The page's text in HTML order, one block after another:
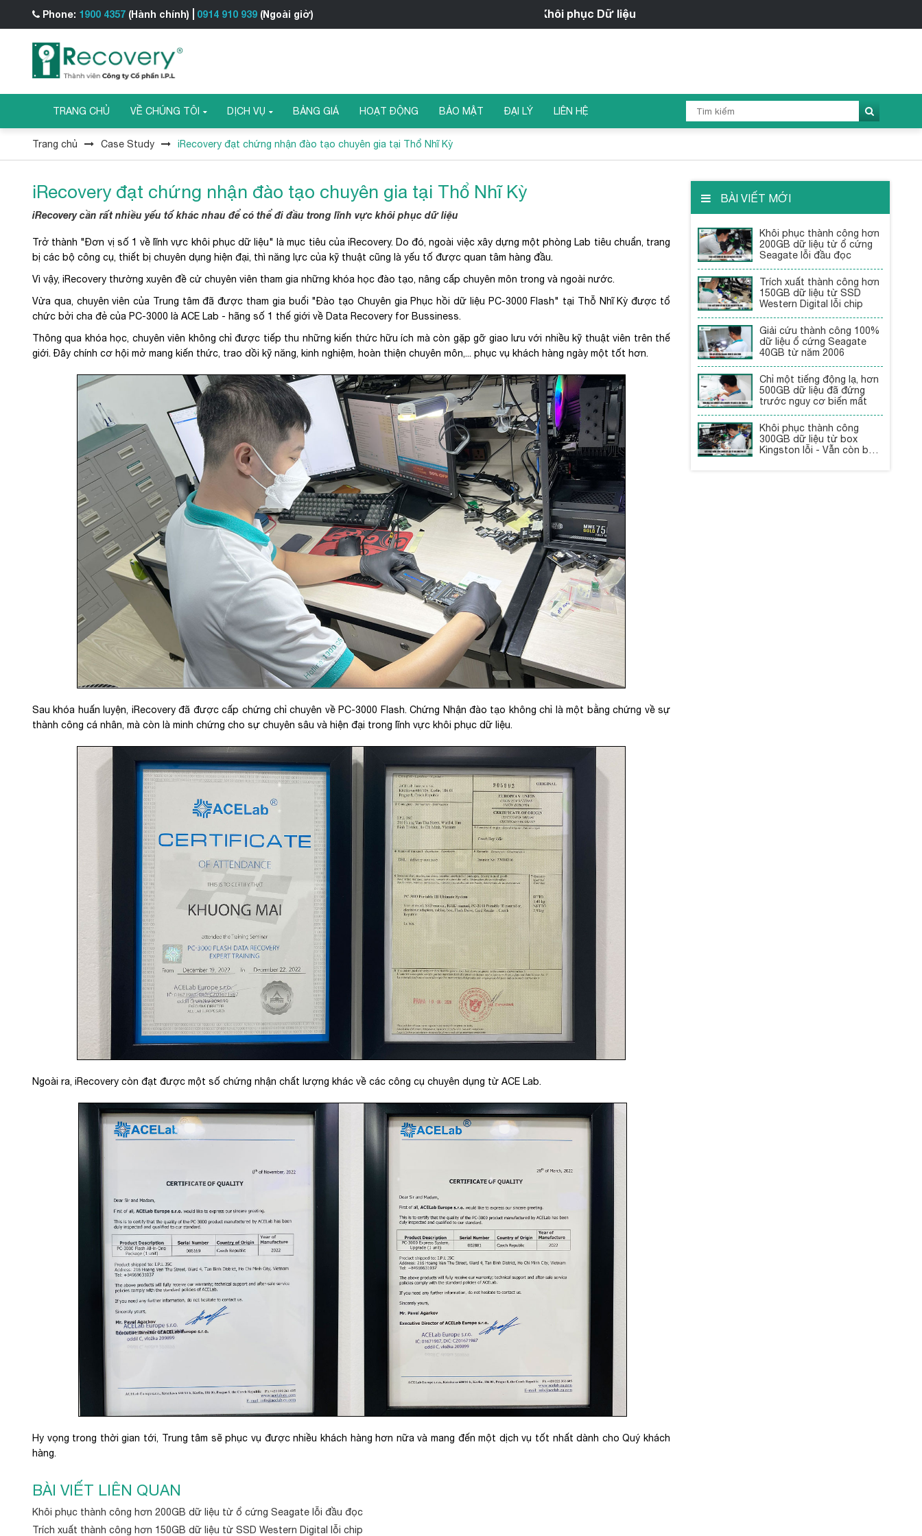
Phone: 1900 4357 (Hành chính) 0914 910 939 (Ngoài giờ) iRecovery - Trung tâm Khôi phục Dữ liệu
TRANG CHỦ VỀ CHÚNG TÔI DỊCH VỤ BẢNG GIÁ HOẠT ĐỘNG BẢO MẬT ĐẠI LÝ LIÊN HỆ
Trang chủ Case Study iRecovery đạt chứng nhận đào tạo chuyên gia tại Thổ Nhĩ Kỳ
iRecovery đạt chứng nhận đào tạo chuyên gia tại Thổ Nhĩ Kỳ
iRecovery cần rất nhiều yếu tố khác nhau để có thể đi đầu trong lĩnh vực khôi phục dữ liệu
Trở thành "Đơn vị số 1 về lĩnh vực khôi phục dữ liệu" là mục tiêu của iRecovery. Do đó, ngoài việc xây dựng một phòng Lab tiêu chuẩn, trang
bị các bộ công cụ, thiết bị chuyên dụng hiện đại, thì năng lực của kỹ thuật cũng là yếu tố được quan tâm hàng đầu.
Vì vậy, iRecovery thường xuyên đề cử chuyên viên tham gia những khóa học đào tạo, nâng cấp chuyên môn trong và ngoài nước.
Vừa qua, chuyên viên của Trung tâm đã được tham gia buổi "Đào tạo Chuyên gia Phục hồi dữ liệu PC-3000 Flash" tại Thỗ Nhĩ Kỳ được tổ
chức bởi cha đẻ của PC-3000 là ACE Lab - hãng số 1 thế giới về Data Recovery for Bussiness.
Thông qua khóa học, chuyên viên không chỉ được tiếp thu những kiến thức hữu ích mà còn gặp gỡ giao lưu với nhiều kỹ thuật viên trên thế
giới. Đây chính cơ hội mở mang kiến thức, trao dồi kỹ năng, kinh nghiệm, hoàn thiện chuyên môn,... phục vụ khách hàng ngày một tốt hơn.
Sau khóa huấn luyện, iRecovery đã được cấp chứng chỉ chuyên về PC-3000 Flash. Chứng Nhận đào tạo không chỉ là một bằng chứng về sự
thành công cá nhân, mà còn là minh chứng cho sự chuyên sâu và hiện đại trong lĩnh vực khôi phục dữ liệu.
Ngoài ra, iRecovery còn đạt được một số chứng nhận chất lượng khác về các công cụ chuyên dụng từ ACE Lab.
Hy vọng trong thời gian tới, Trung tâm sẽ phục vụ được nhiều khách hàng hơn nữa và mang đến một dịch vụ tốt nhất dành cho Quý khách
hàng.
BÀI VIẾT LIÊN QUAN
Khôi phục thành công hơn 200GB dữ liệu từ ổ cứng Seagate lỗi đầu đọc
Trích xuất thành công hơn 150GB dữ liệu từ SSD Western Digital lỗi chip
BÀI VIẾT MỚI
Khôi phục thành công hơn
200GB dữ liệu từ ổ cứng
Seagate lỗi đầu đọc
Trích xuất thành công hơn
150GB dữ liệu từ SSD
Western Digital lỗi chip
Giải cứu thành công 100%
dữ liệu ổ cứng Seagate
40GB từ năm 2006
Chỉ một tiếng động lạ, hơn
500GB dữ liệu đã đứng
trước nguy cơ biến mất
Khôi phục thành công
300GB dữ liệu từ box
Kingston lỗi - Vẫn còn bảo